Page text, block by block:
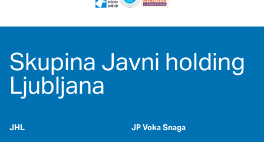
Skupina Javni holding
Ljubljana
JHL
JP Voka Snaga